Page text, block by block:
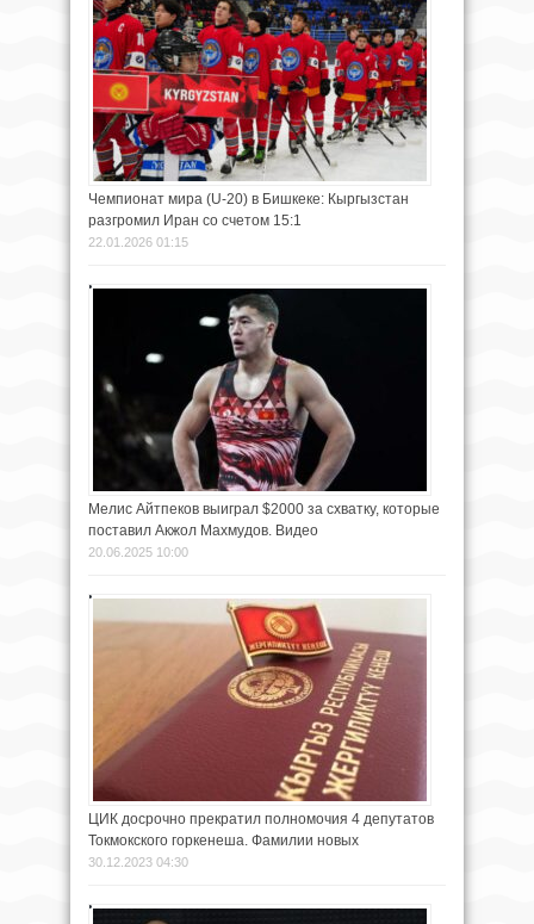
Чемпионат мира (U-20) в Бишкеке: Кыргызстан
разгромил Иран со счетом 15:1
22.01.2026 01:15
Мелис Айтпеков выиграл $2000 за схватку, которые
поставил Акжол Махмудов. Видео
20.06.2025 10:00
ЦИК досрочно прекратил полномочия 4 депутатов
Токмокского горкенеша. Фамилии новых
30.12.2023 04:30